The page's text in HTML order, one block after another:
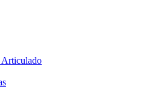
Articulado